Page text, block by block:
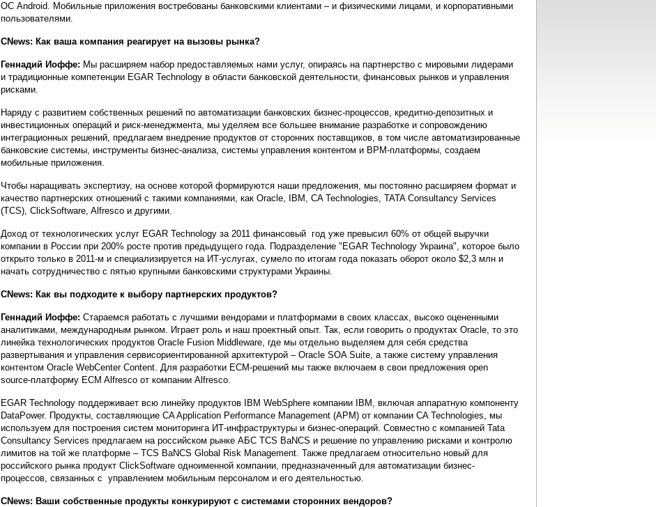
ОС Android. Мобильные приложения востребованы банковскими клиентами – и физическими лицами, и корпоративными
пользователями.
CNews: Как ваша компания реагирует на вызовы рынка?
Геннадий Иоффе: Мы расширяем набор предоставляемых нами услуг, опираясь на партнерство с мировыми лидерами
и традиционные компетенции EGAR Technology в области банковской деятельности, финансовых рынков и управления
рисками.
Наряду с развитием собственных решений по автоматизации банковских бизнес-процессов, кредитно-депозитных и
инвестиционных операций и риск-менеджмента, мы уделяем все большее внимание разработке и сопровождению
интеграционных решений, предлагаем внедрение продуктов от сторонних поставщиков, в том числе автоматизированные
банковские системы, инструменты бизнес-анализа, системы управления контентом и BPM-платформы, создаем
мобильные приложения.
Чтобы наращивать экспертизу, на основе которой формируются наши предложения, мы постоянно расширяем формат и
качество партнерских отношений с такими компаниями, как Oracle, IBM, CA Technologies, TATA Consultancy Services
(TCS), ClickSoftware, Alfresco и другими.
Доход от технологических услуг EGAR Technology за 2011 финансовый год уже превысил 60% от общей выручки
компании в России при 200% росте против предыдущего года. Подразделение "EGAR Technology Украина", которое было
открыто только в 2011-м и специализируется на ИТ-услугах, сумело по итогам года показать оборот около $2,3 млн и
начать сотрудничество с пятью крупными банковскими структурами Украины.
CNews: Как вы подходите к выбору партнерских продуктов?
Геннадий Иоффе: Стараемся работать с лучшими вендорами и платформами в своих классах, высоко оцененными
аналитиками, международным рынком. Играет роль и наш проектный опыт. Так, если говорить о продуктах Oracle, то это
линейка технологических продуктов Oracle Fusion Middleware, где мы отдельно выделяем для себя средства
развертывания и управления cервисориентированной архитектурой – Oracle SOA Suite, а также систему управления
контентом Oracle WebCenter Content. Для разработки ECM-решений мы также включаем в свои предложения open
source-платформу ECM Alfresco от компании Alfresco.
EGAR Technology поддерживает всю линейку продуктов IBM WebSphere компании IBM, включая аппаратную компоненту
DataPower. Продукты, составляющие CA Application Performance Management (APM) от компании CA Technologies, мы
используем для построения систем мониторинга ИТ-инфраструктуры и бизнес-операций. Совместно с компанией Tata
Consultancy Services предлагаем на российском рынке АБС TCS BaNCS и решение по управлению рисками и контролю
лимитов на той же платформе – TCS BaNCS Global Risk Management. Также предлагаем относительно новый для
российского рынка продукт ClickSoftware одноименной компании, предназначенный для автоматизации бизнес-
процессов, связанных с управлением мобильным персоналом и его деятельностью.
CNews: Ваши собственные продукты конкурируют с системами сторонних вендоров?